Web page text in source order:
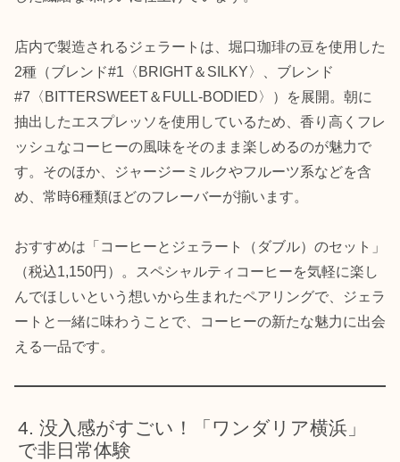
店内で製造されるジェラートは、堀口珈琲の豆を使用した
2種（ブレンド#1〈BRIGHT＆SILKY〉、ブレンド
#7〈BITTERSWEET＆FULL-BODIED〉）を展開。朝に
抽出したエスプレッソを使用しているため、香り高くフレ
ッシュなコーヒーの風味をそのまま楽しめるのが魅力で
す。そのほか、ジャージーミルクやフルーツ系などを含
め、常時6種類ほどのフレーバーが揃います。
おすすめは「コーヒーとジェラート（ダブル）のセット」
（税込1,150円）。スペシャルティコーヒーを気軽に楽し
んでほしいという想いから生まれたペアリングで、ジェラ
ートと一緒に味わうことで、コーヒーの新たな魅力に出会
える一品です。
没入感がすごい！「ワンダリア横浜」
で非日常体験